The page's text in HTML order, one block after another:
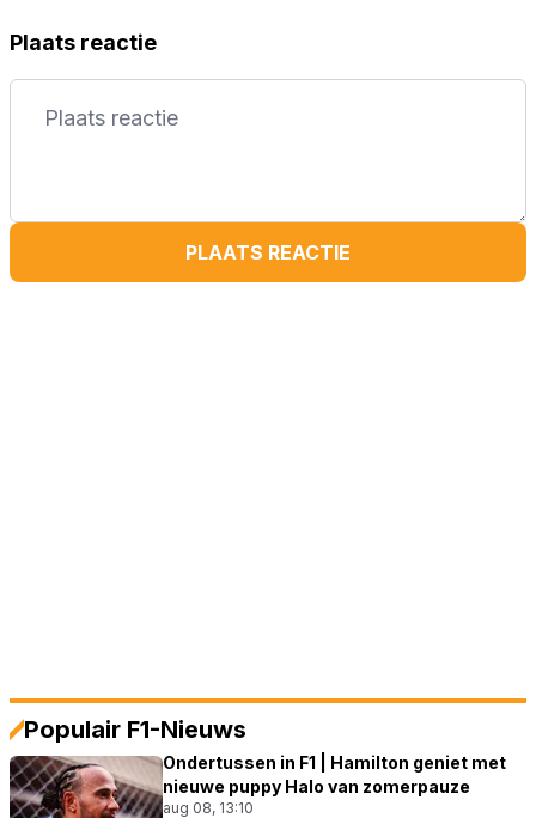
Plaats reactie
PLAATS REACTIE
Populair F1-Nieuws
Ondertussen in F1 | Hamilton geniet met
nieuwe puppy Halo van zomerpauze
aug 08, 13:10